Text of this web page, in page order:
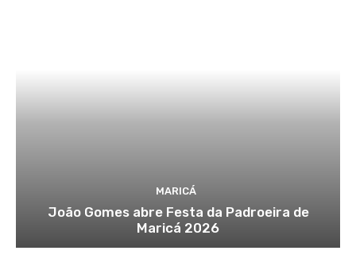
MARICÁ
João Gomes abre Festa da Padroeira de
Maricá 2026